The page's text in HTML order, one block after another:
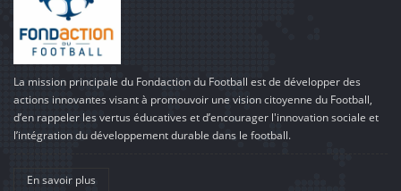
La mission principale du Fondaction du Football est de développer des
actions innovantes visant à promouvoir une vision citoyenne du Football,
d’en rappeler les vertus éducatives et d’encourager l'innovation sociale et
l’intégration du développement durable dans le football.
En savoir plus